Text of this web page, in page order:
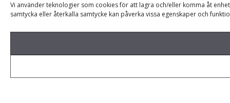
Vi använder teknologier som cookies för att lagra och/eller komma åt
samtycka eller återkalla samtycke kan påverka vissa egenskaper och